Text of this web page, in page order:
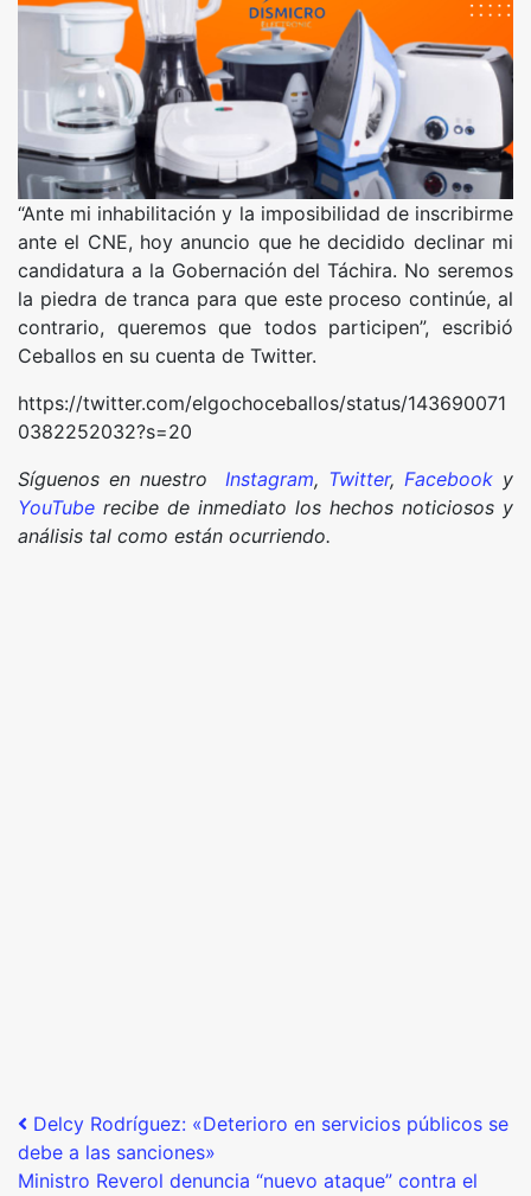
“Ante mi inhabilitación y la imposibilidad de inscribirme
ante el CNE, hoy anuncio que he decidido declinar mi
candidatura a la Gobernación del Táchira. No seremos
la piedra de tranca para que este proceso continúe, al
contrario, queremos que todos participen”, escribió
Ceballos en su cuenta de Twitter.
https://twitter.com/elgochoceballos/status/143690071
0382252032?s=20
Síguenos en nuestro
Instagram, Twitter,Facebook y
YouTube recibe de inmediato los hechos noticiosos y
análisis tal como están ocurriendo.
Post navigation
Delcy Rodríguez: «Deterioro en servicios públicos se
debe a las sanciones»
Ministro Reverol denuncia “nuevo ataque” contra el